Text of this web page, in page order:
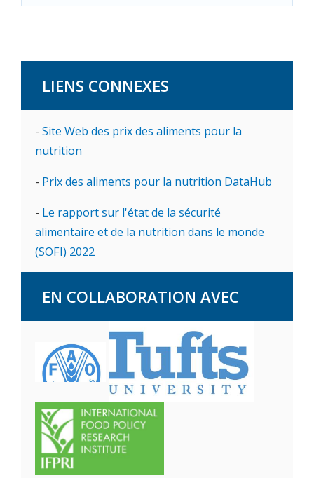
LIENS CONNEXES
- Site Web des prix des aliments pour la
nutrition
- Prix des aliments pour la nutrition DataHub
- Le rapport sur l'état de la sécurité
alimentaire et de la nutrition dans le monde
(SOFI) 2022
EN COLLABORATION AVEC